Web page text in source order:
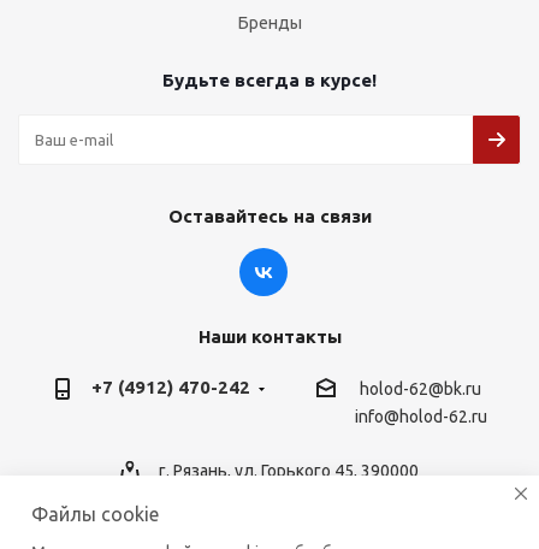
Бренды
Будьте всегда в курсе!
Оставайтесь на связи
Наши контакты
+7 (4912) 470-242
holod-62@bk.ru
info@holod-62.ru
г. Рязань, ул. Горького 45, 390000
Файлы cookie